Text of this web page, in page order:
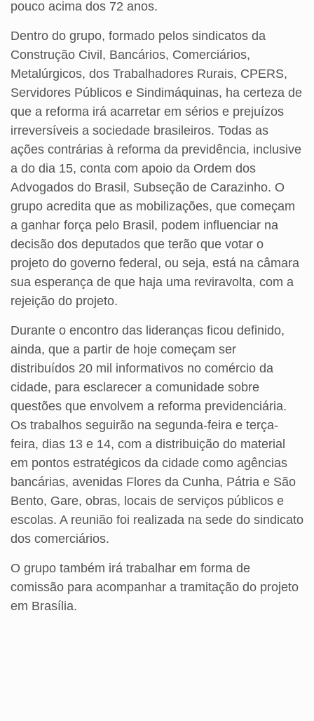
pouco acima dos 72 anos.
Dentro do grupo, formado pelos sindicatos da
Construção Civil, Bancários, Comerciários,
Metalúrgicos, dos Trabalhadores Rurais, CPERS,
Servidores Públicos e Sindimáquinas, ha certeza de
que a reforma irá acarretar em sérios e prejuízos
irreversíveis a sociedade brasileiros. Todas as
ações contrárias à reforma da previdência, inclusive
a do dia 15, conta com apoio da Ordem dos
Advogados do Brasil, Subseção de Carazinho. O
grupo acredita que as mobilizações, que começam
a ganhar força pelo Brasil, podem influenciar na
decisão dos deputados que terão que votar o
projeto do governo federal, ou seja, está na câmara
sua esperança de que haja uma reviravolta, com a
rejeição do projeto.
Durante o encontro das lideranças ficou definido,
ainda, que a partir de hoje começam ser
distribuídos 20 mil informativos no comércio da
cidade, para esclarecer a comunidade sobre
questões que envolvem a reforma previdenciária.
Os trabalhos seguirão na segunda-feira e terça-
feira, dias 13 e 14, com a distribuição do material
em pontos estratégicos da cidade como agências
bancárias, avenidas Flores da Cunha, Pátria e São
Bento, Gare, obras, locais de serviços públicos e
escolas. A reunião foi realizada na sede do sindicato
dos comerciários.
O grupo também irá trabalhar em forma de
comissão para acompanhar a tramitação do projeto
em Brasília.